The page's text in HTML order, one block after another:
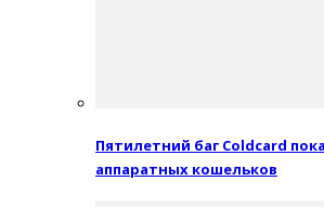
Пятилетний баг Coldcard
аппаратных кошельков